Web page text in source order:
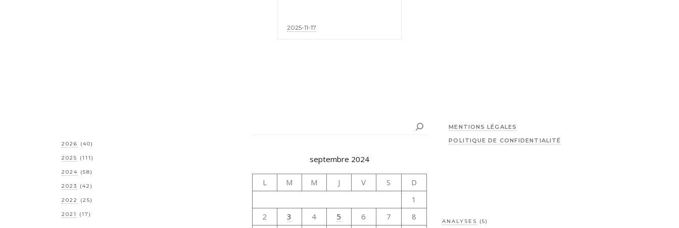
2025-11-17
2026 (40)
2025 (111)
2024 (58)
2023 (42)
2022 (25)
2021 (17)
septembre 2024
L M M J V S
D
1
2
3 4 5 6 7
8
MENTIONS LÉGALES
POLITIQUE DE CONFIDENTIALITÉ
ANALYSES (5)